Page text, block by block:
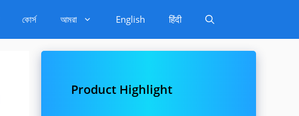
কোর্স আমরা English हिंदी
Product Highlight